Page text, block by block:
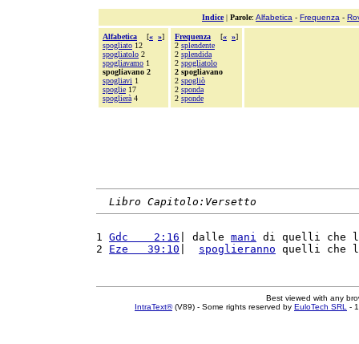
Indice| Parole: Alfabetica - Frequenza -
Alfabetica [« »]
spogliato 12
spogliatolo 2
spogliavamo 1
spogliavano 2
spogliavi 1
spoglie 17
spoglierà 4
Frequenza [« »]
2 splendente
2 splendida
2 spogliatolo
2 spogliavano
2 spogliò
2 sponda
2 sponde
Libro Capitolo:Versetto
1 Gdc    2:16 | dalle mani di quelli
2 Eze   39:10 spoglieranno quelli
Best viewed with any
IntraText®(V89) - Some rights reserved by EuloTech SRL -